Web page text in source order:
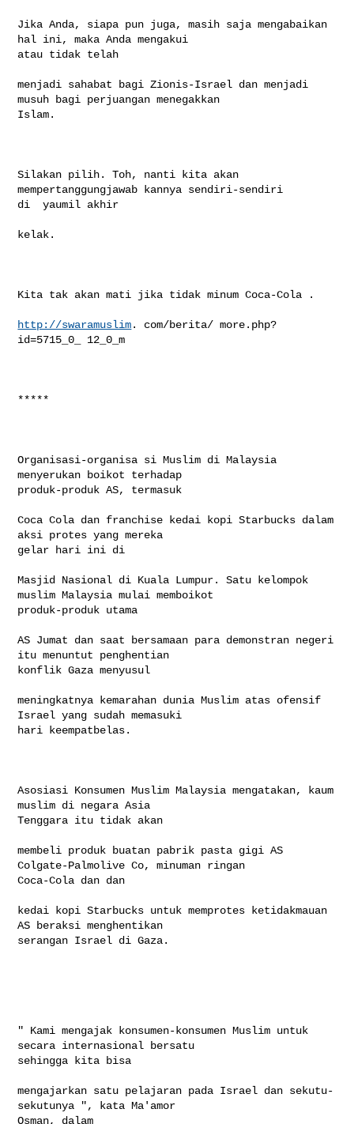
Jika Anda, siapa pun juga, masih saja mengabaikan
hal ini, maka Anda mengakui
atau tidak telah
menjadi sahabat bagi Zionis-Israel dan menjadi
musuh bagi perjuangan menegakkan
Islam.
Silakan pilih. Toh, nanti kita akan
mempertanggungjawab kannya sendiri-sendiri
di  yaumil akhir
kelak.
Kita tak akan mati jika tidak minum Coca-Cola .
http://swaramuslim. com/berita/ more.php?
id=5715_0_ 12_0_m
*****
Organisasi-organisa si Muslim di Malaysia
menyerukan boikot terhadap
produk-produk AS, termasuk
Coca Cola dan franchise kedai kopi Starbucks dalam
aksi protes yang mereka
gelar hari ini di
Masjid Nasional di Kuala Lumpur. Satu kelompok
muslim Malaysia mulai memboikot
produk-produk utama
AS Jumat dan saat bersamaan para demonstran negeri
itu menuntut penghentian
konflik Gaza menyusul
meningkatnya kemarahan dunia Muslim atas ofensif
Israel yang sudah memasuki
hari keempatbelas.
Asosiasi Konsumen Muslim Malaysia mengatakan, kaum
muslim di negara Asia
Tenggara itu tidak akan
membeli produk buatan pabrik pasta gigi AS
Colgate-Palmolive Co, minuman ringan
Coca-Cola dan dan
kedai kopi Starbucks untuk memprotes ketidakmauan
AS beraksi menghentikan
serangan Israel di Gaza.
" Kami mengajak konsumen-konsumen Muslim untuk
secara internasional bersatu
sehingga kita bisa
mengajarkan satu pelajaran pada Israel dan sekutu-
sekutunya ", kata Ma'amor
Osman, dalam